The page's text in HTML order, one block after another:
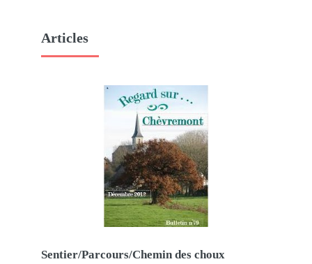
Articles
Sentier/Parcours/Chemin des choux